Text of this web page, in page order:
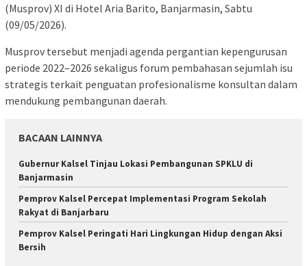
(Musprov) XI di Hotel Aria Barito, Banjarmasin, Sabtu
(09/05/2026).
Musprov tersebut menjadi agenda pergantian kepengurusan
periode 2022–2026 sekaligus forum pembahasan sejumlah isu
strategis terkait penguatan profesionalisme konsultan dalam
mendukung pembangunan daerah.
BACAAN LAINNYA
Gubernur Kalsel Tinjau Lokasi Pembangunan SPKLU di
Banjarmasin
Pemprov Kalsel Percepat Implementasi Program Sekolah
Rakyat di Banjarbaru
Pemprov Kalsel Peringati Hari Lingkungan Hidup dengan Aksi
Bersih